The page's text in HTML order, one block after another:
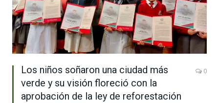
Los niños soñaron una ciudad más
verde y su visión floreció con la
aprobación de la ley de reforestación
0